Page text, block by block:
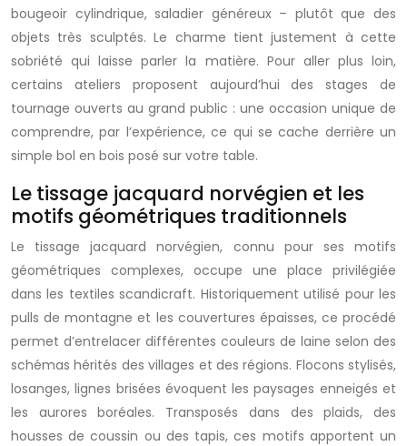
bougeoir cylindrique, saladier généreux – plutôt que des
objets très sculptés. Le charme tient justement à cette
sobriété qui laisse parler la matière. Pour aller plus loin,
certains ateliers proposent aujourd’hui des stages de
tournage ouverts au grand public : une occasion unique de
comprendre, par l’expérience, ce qui se cache derrière un
simple bol en bois posé sur votre table.
Le tissage jacquard norvégien et les
motifs géométriques traditionnels
Le tissage jacquard norvégien, connu pour ses motifs
géométriques complexes, occupe une place privilégiée
dans les textiles scandicraft. Historiquement utilisé pour les
pulls de montagne et les couvertures épaisses, ce procédé
permet d’entrelacer différentes couleurs de laine selon des
schémas hérités des villages et des régions. Flocons stylisés,
losanges, lignes brisées évoquent les paysages enneigés et
les aurores boréales. Transposés dans des plaids, des
housses de coussin ou des tapis, ces motifs apportent un